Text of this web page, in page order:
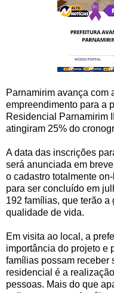
Parnamirim avança com
empreendimento para a
Residencial Parnamirim
atingiram 25% do
A data das inscrições
será anunciada em
o cadastro totalmente
para ser concluído em
192 famílias, que terão
qualidade de vida.
Em visita ao local, a
importância do projeto e
famílias possam receber
residencial é a
pessoas. Mais do que